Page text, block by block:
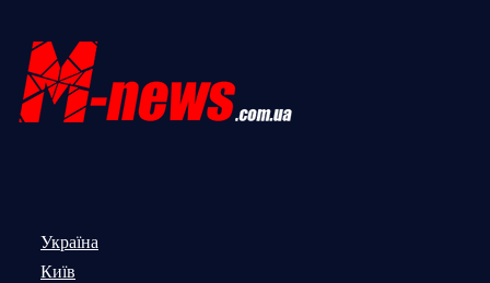
Україна
Київ